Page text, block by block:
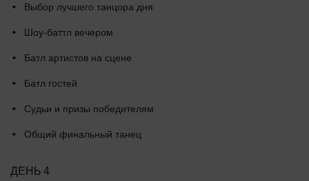
Выбор лучшего танцора дня
Шоу-баттл вечером
Батл артистов на сцене
Батл гостей
Судьи и призы победителям
Общий финальный танец
ДЕНЬ 4